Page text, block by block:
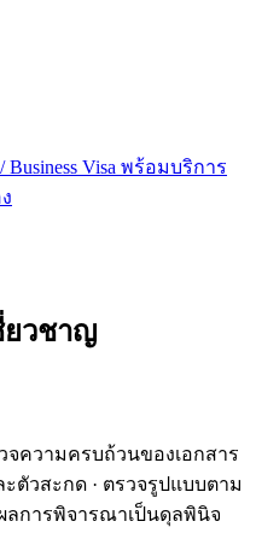
Visa พร้อมบริการ
ยวชาญ
จความครบถ้วนของเอกสาร
ตัวสะกด · ตรวจรูปแบบตาม
การพิจารณาเป็นดุลพินิจ